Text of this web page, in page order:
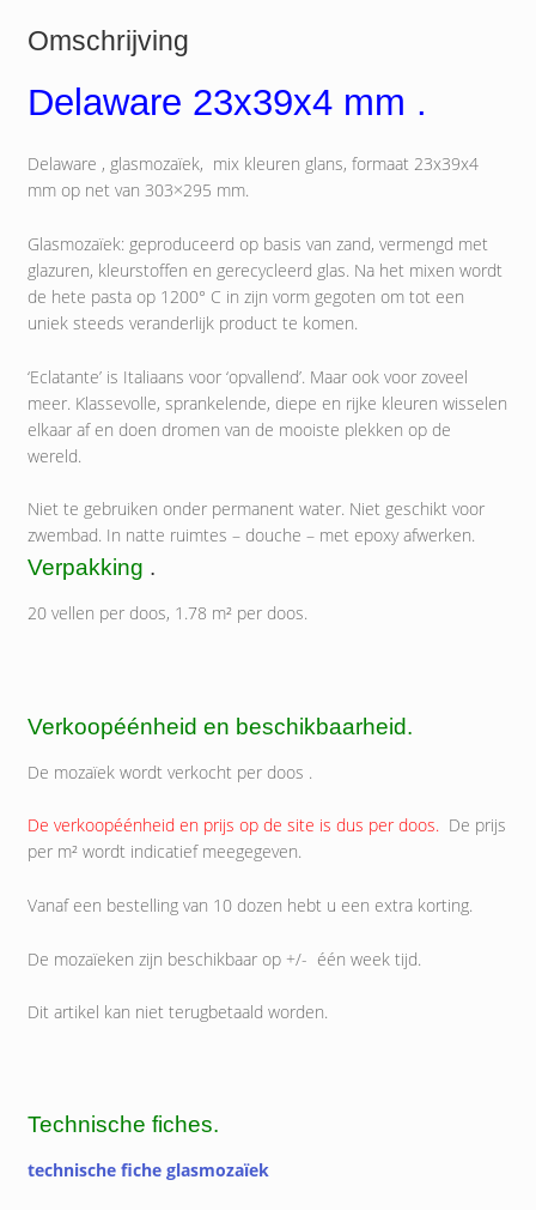
Omschrijving
Delaware 23x39x4 mm .
Delaware , glasmozaïek, mix kleuren glans, formaat 23x39x4
mm op net van 303×295 mm.
Glasmozaïek: geproduceerd op basis van zand, vermengd met
glazuren, kleurstoffen en gerecycleerd glas. Na het mixen wordt
de hete pasta op 1200° C in zijn vorm gegoten om tot een
uniek steeds veranderlijk product te komen.
‘Eclatante’ is Italiaans voor ‘opvallend’. Maar ook voor zoveel
meer. Klassevolle, sprankelende, diepe en rijke kleuren wisselen
elkaar af en doen dromen van de mooiste plekken op de
wereld.
Niet te gebruiken onder permanent water. Niet geschikt voor
zwembad. In natte ruimtes – douche – met epoxy afwerken.
Verpakking .
20 vellen per doos, 1.78 m² per doos.
Verkoopéénheid en beschikbaarheid.
De mozaïek wordt verkocht per doos .
De verkoopéénheid en prijs op de site is dus per doos. De prijs
per m² wordt indicatief meegegeven.
Vanaf een bestelling van 10 dozen hebt u een extra korting.
De mozaïeken zijn beschikbaar op +/- één week tijd.
Dit artikel kan niet terugbetaald worden.
Technische fiches.
technische fiche glasmozaïek